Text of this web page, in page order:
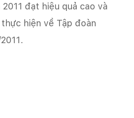
đạt hiệu quả cao và
hiện về Tập đoàn